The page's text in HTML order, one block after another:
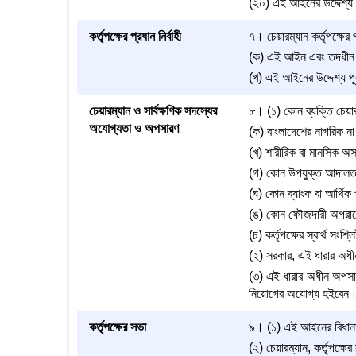
(২০) এই আইনের উদ্দেশ্য
কর্তৃপক্ষের প্রধান নির্বাহী
৭। চেয়ারম্যান কর্তৃপক্ষের
(ক) এই আইন এবং তদধীন
(খ) এই আইনের উদ্দেশ্য
চেয়ারম্যান ও সার্বক্ষণিক সদস্যের
অযোগ্যতা ও অপসারণ
৮। (১) কোন ব্যক্তি
(ক) বাংলাদেশের নাগরিক
(খ) শারীরিক বা মানসিক
(গ) কোন উপযুক্ত আদালত
(ঘ) কোন ব্যাংক বা আর্থিক
(ঙ) কোন ফৌজদারী
(চ) কর্তৃপক্ষের স্বার্থ
(২) সরকার, এই ধারার
(৩) এই ধারার অধীন
নিয়োগের অযোগ্য
কর্তৃপক্ষের সভা
৯। (১) এই আইনের
(২) চেয়ারম্যান,